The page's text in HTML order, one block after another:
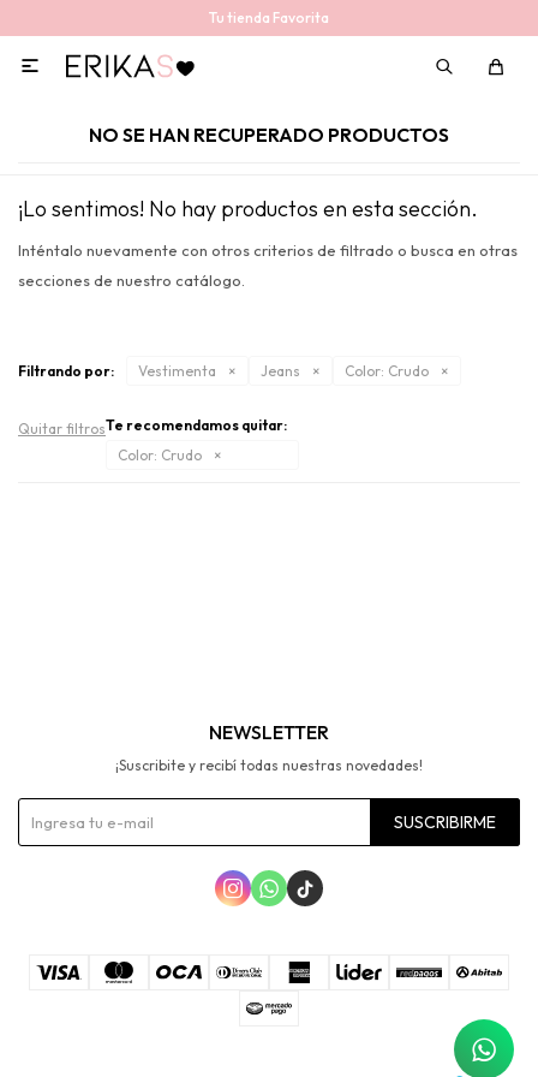
Tu tienda Favorita

NO SE HAN RECUPERADO PRODUCTOS
¡Lo sentimos! No hay productos en esta sección.
Inténtalo nuevamente con otros criterios de filtrado o busca en otras
secciones de nuestro catálogo.
Filtrando por: Vestimenta Jeans Color: Crudo
Quitar filtrosTe recomendamos quitar:
Color: Crudo
NEWSLETTER
¡Suscribite y recibí todas nuestras novedades!
SUSCRIBIRME
  